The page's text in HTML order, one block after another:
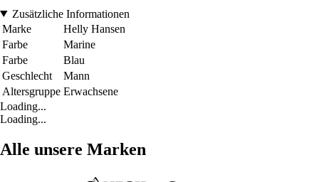
Zusätzliche Informationen
Marke
Helly Hansen
Farbe
Marine
Farbe
Blau
Geschlecht
Mann
Altersgruppe Erwachsene
Loading...
Loading...
Alle unsere Marken